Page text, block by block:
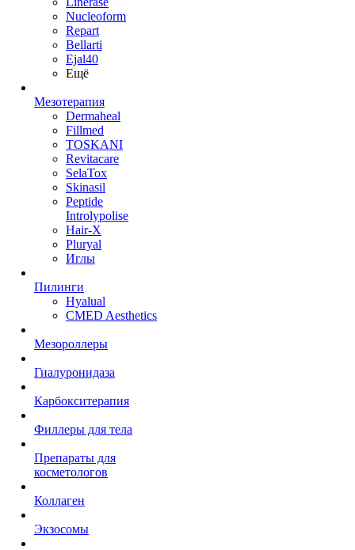
Nucleoform
Repart
Bellarti
Ejal40
Ещё
Мезотерапия
Dermaheal
Fillmed
TOSKANI
Revitacare
SelaTox
Skinasil
Peptide
Introlypolise
Hair-X
Pluryal
Иглы
Пилинги
Hyalual
CMED Aesthetics
Мезороллеры
Гиалуронидаза
Карбокситерапия
Филлеры для тела
Препараты для
косметологов
Коллаген
Экзосомы